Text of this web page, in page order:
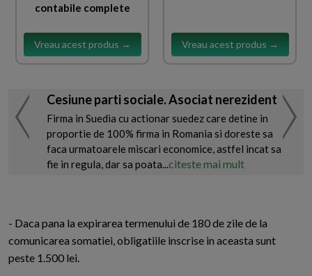
contabile complete
Vreau acest produs → Vreau acest produs →
Cesiune parti sociale. Asociat nerezident
Firma in Suedia cu actionar suedez care detine in
proportie de 100% firma in Romania si doreste sa
faca urmatoarele miscari economice, astfel incat sa
fie in regula, dar sa poata...citeste mai mult
- Daca pana la expirarea termenului de 180 de zile de la
comunicarea somatiei, obligatiile inscrise in aceasta sunt
peste 1.500 lei.